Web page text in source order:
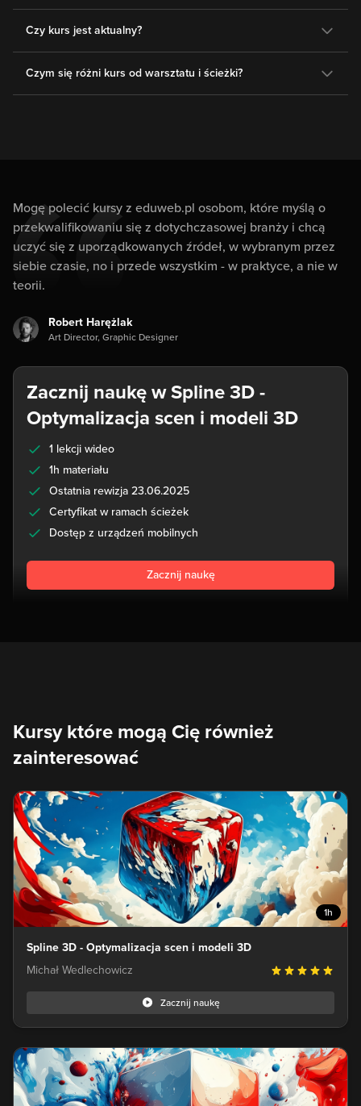
Czy kurs jest aktualny?
Czym się różni kurs od warsztatu i ścieżki?
Mogę polecić kursy z eduweb.pl osobom, które myślą o
przekwalifikowaniu się z dotychczasowej branży i chcą
uczyć się z uporządkowanych źródeł, w wybranym przez
siebie czasie, no i przede wszystkim - w praktyce, a nie w
teorii.
Robert Harężlak
Art Director, Graphic Designer
Zacznij naukę w Spline 3D -
Optymalizacja scen i modeli 3D
1 lekcji wideo
1h materiału
Ostatnia rewizja 23.06.2025
Certyfikat w ramach ścieżek
Dostęp z urządzeń mobilnych
Zacznij naukę
Kursy które mogą Cię również
zainteresować
1h
Spline 3D - Optymalizacja scen i modeli 3D
Michał Wedlechowicz
Zacznij naukę